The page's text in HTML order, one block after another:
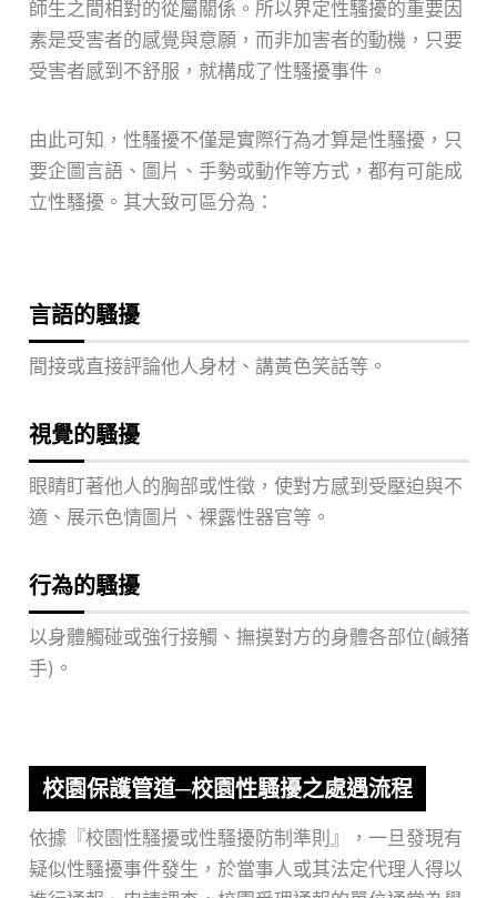
師生之間相對的從屬關係。所以界定性騷擾的重要因
素是受害者的感覺與意願，而非加害者的動機，只要
受害者感到不舒服，就構成了性騷擾事件。
由此可知，性騷擾不僅是實際行為才算是性騷擾，只
要企圖言語、圖片、手勢或動作等方式，都有可能成
立性騷擾。其大致可區分為：
言語的騷擾
間接或直接評論他人身材、講黃色笑話等。
視覺的騷擾
眼睛盯著他人的胸部或性徵，使對方感到受壓迫與不
適、展示色情圖片、裸露性器官等。
行為的騷擾
以身體觸碰或強行接觸、撫摸對方的身體各部位(鹹猪
手)。
校園保護管道─校園性騷擾之處遇流程
依據『校園性騷擾或性騷擾防制準則』，一旦發現有
疑似性騷擾事件發生，於當事人或其法定代理人得以